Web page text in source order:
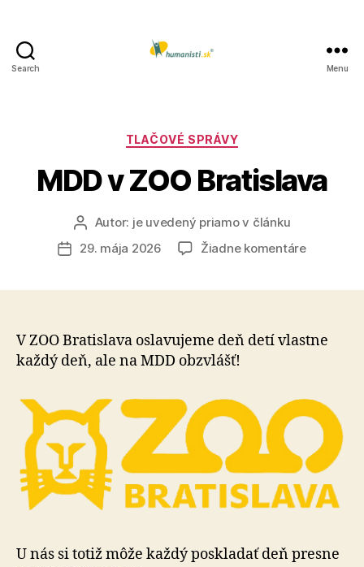
Search Menu
Kategórie
TLAČOVÉ SPRÁVY
MDD v ZOO Bratislava
Autor
článku
Autor: je uvedený priamo v článku
Dátum
29. mája 2026 Žiadne komentárena
V ZOO Bratislava oslavujeme deň detí vlastne
každý deň, ale na MDD obzvlášť!
U nás si totiž môže každý poskladať deň presne